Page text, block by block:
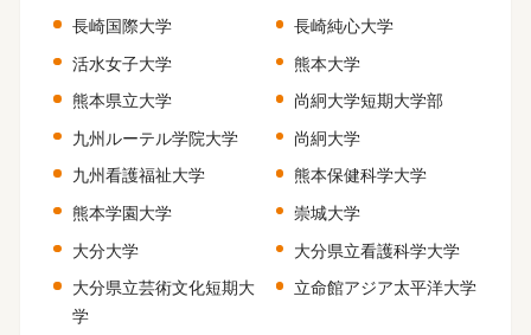
長崎国際大学
長崎純心大学
活水女子大学
熊本大学
熊本県立大学
尚絅大学短期大学部
九州ルーテル学院大学
尚絅大学
九州看護福祉大学
熊本保健科学大学
熊本学園大学
崇城大学
大分大学
大分県立看護科学大学
大分県立芸術文化短期大
学
立命館アジア太平洋大学